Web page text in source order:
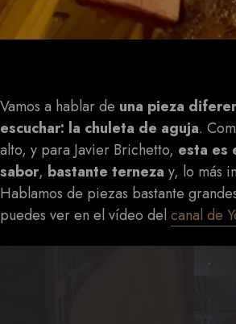
Vamos a hablar de una pieza
escuchar: la chuleta de aguja.
alto, y para Javier Brichetto, esta es
sabor, bastante terneza y, lo más
Hablamos de piezas bastante
puedes ver en el vídeo del canal de